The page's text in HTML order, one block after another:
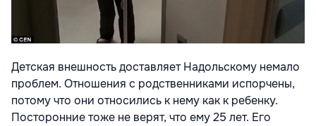
Детская внешность доставляет Надольскому немало
проблем. Отношения с родственниками испорчены,
потому что они относились к нему как к ребенку.
Посторонние тоже не верят, что ему 25 лет. Его